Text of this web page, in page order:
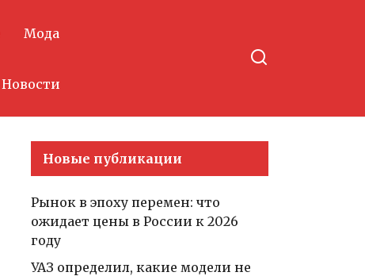
Мода
Новости
Новые публикации
Рынок в эпоху перемен: что
ожидает цены в России к 2026
году
УАЗ определил, какие модели не